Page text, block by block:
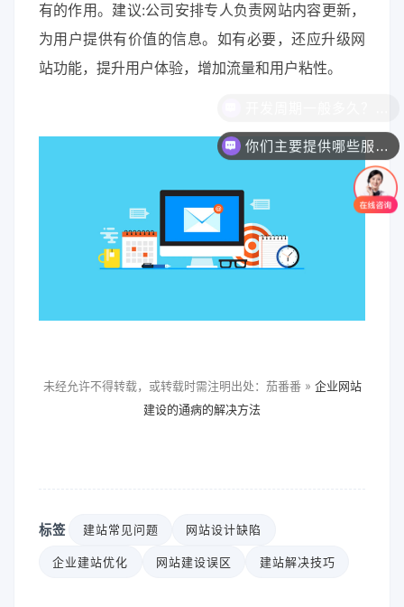
有的作用。建议:公司安排专人负责网站内容更新，
为用户提供有价值的信息。如有必要，还应升级网
站功能，提升用户体验，增加流量和用户粘性。
未经允许不得转载，或转载时需注明出处：茄番番 » 企业网站
建设的通病的解决方法
标签 建站常见问题 网站设计缺陷
企业建站优化 网站建设误区 建站解决技巧